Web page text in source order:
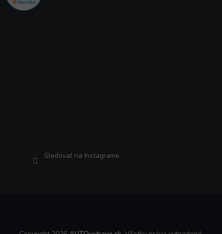
Sledovať na Instagrame